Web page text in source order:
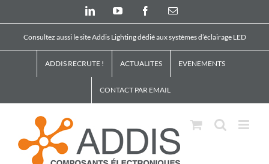
LinkedInYouTube FacebookEmail
Consultez aussi le site Addis Lighting dédié aux systèmes d’éclairage LED
ADDIS RECRUTE ! ACTUALITES EVENEMENTS
CONTACT PAR EMAIL